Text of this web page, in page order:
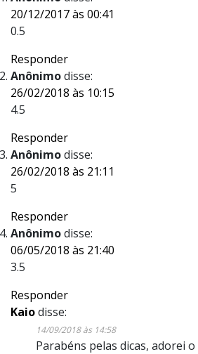
20/12/2017 às 00:41
0.5
Responder
Anônimodisse:
26/02/2018 às 10:15
4.5
Responder
Anônimodisse:
26/02/2018 às 21:11
5
Responder
Anônimodisse:
06/05/2018 às 21:40
3.5
Responder
Kaiodisse:
14/09/2018 às 14:58
Parabéns pelas dicas, adorei